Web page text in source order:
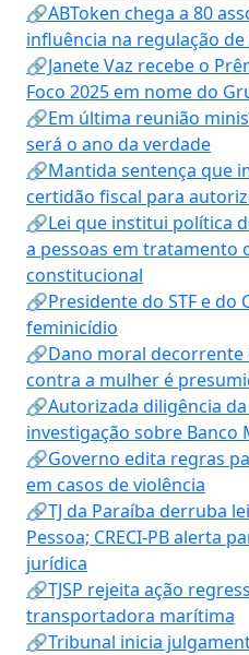
🔗ABToken chega a 80
influência na regulação
🔗Janete Vaz recebe o
Foco 2025 em nome do
🔗Em última reunião
será o ano da verdade
🔗Mantida sentença que
certidão fiscal para
🔗Lei que institui política
a pessoas em tratamento
constitucional
🔗Presidente do STF e do
feminicídio
🔗Dano moral decorrente
contra a mulher é
🔗Autorizada diligência
investigação sobre Banco
🔗Governo edita regras
em casos de violência
🔗TJ da Paraíba derruba
Pessoa; CRECI-PB alerta
jurídica
🔗TJSP rejeita ação
transportadora marítima
🔗Tribunal inicia